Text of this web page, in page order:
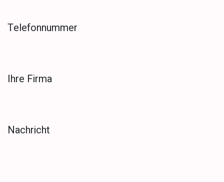
Telefonnummer
Ihre Firma
Nachricht